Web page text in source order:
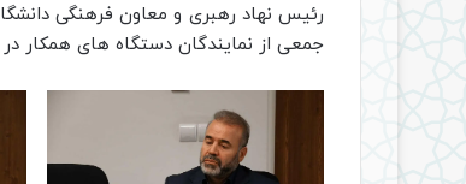
رئیس نهاد رهبری و معاون فرهنگی
جمعی از نمایندگان دستگاه های همکار در روز دوشنبه ۱۴